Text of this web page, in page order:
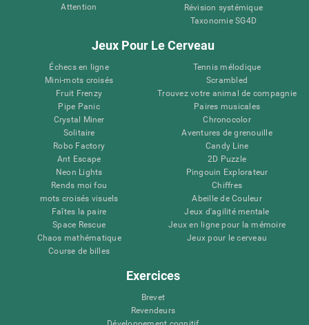
Attention
Révision systémique
Taxonomie SG4D
Jeux Pour Le Cerveau
Échecs en ligne
Mini-mots croisés
Fruit Frenzy
Pipe Panic
Crystal Miner
Solitaire
Robo Factory
Ant Escape
Neon Lights
Rends moi fou
mots croisés visuels
Faîtes la paire
Space Rescue
Chaos mathématique
Course de billes
Tennis mélodique
Scrambled
Trouvez votre animal de compagnie
Paires musicales
Chronocolor
Aventures de grenouille
Candy Line
2D Puzzle
Pingouin Explorateur
Chiffres
Abeille de Couleur
Jeux d'agilité mentale
Jeux en ligne pour la mémoire
Jeux pour le cerveau
Exercices
Brevet
Revendeurs